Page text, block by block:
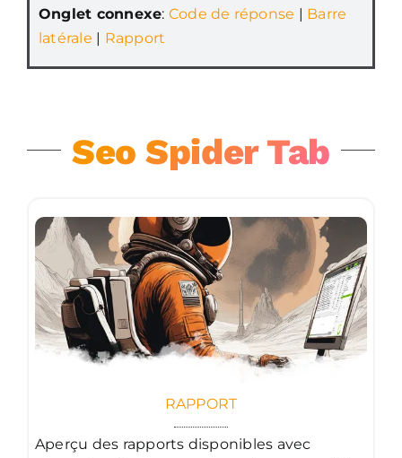
Onglet connexe: Code de réponse | Barre
latérale | Rapport
Seo Spider Tab
RAPPORT
Aperçu des rapports disponibles avec